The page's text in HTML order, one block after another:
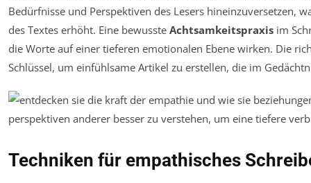
Bedürfnisse und Perspektiven des Lesers hineinzuversetzen,
des Textes erhöht. Eine bewusste Achtsamkeitspraxis im
die Worte auf einer tieferen emotionalen Ebene wirken. Die
Schlüssel, um einfühlsame Artikel zu erstellen, die im
Techniken für empathisches